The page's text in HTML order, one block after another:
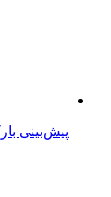
پیش‌بینی بارکلیز از نفت ۹۶ دلاری در